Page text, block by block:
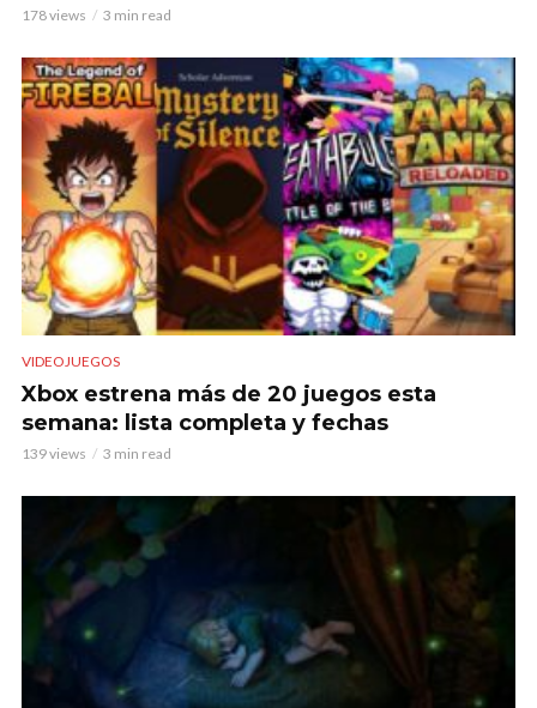
178 views 3 min read
VIDEOJUEGOS
Xbox estrena más de 20 juegos esta
semana: lista completa y fechas
139 views 3 min read